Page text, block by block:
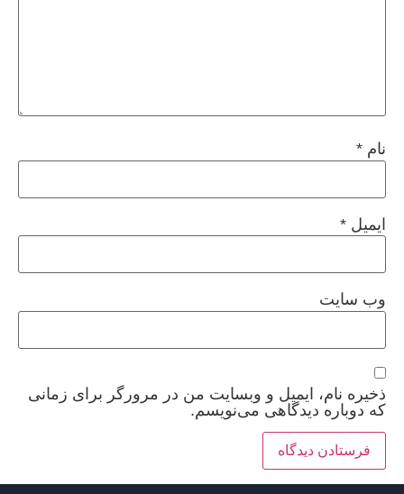
نام *
ایمیل *
وب‌ سایت
ذخیره نام، ایمیل و وبسایت من در مرورگر برای زمانی
که دوباره دیدگاهی می‌نویسم.